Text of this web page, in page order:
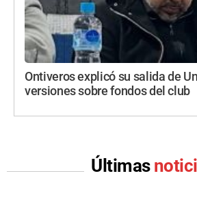
Ontiveros explicó su salida de
versiones sobre fondos del club
Últimas